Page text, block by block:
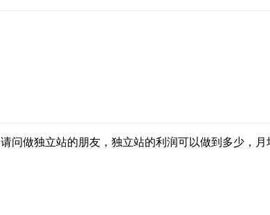
问做独立站的朋友，独立站的利润可以做到多少，